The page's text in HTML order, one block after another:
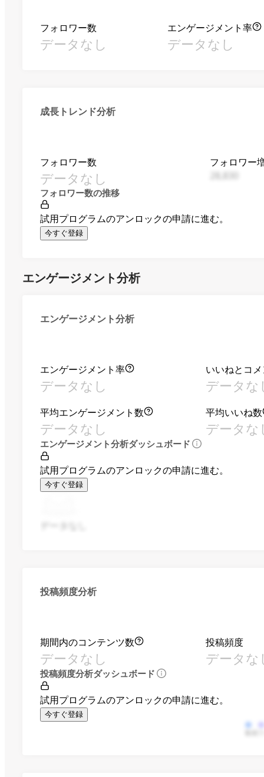
フォロワー数
データなし
エンゲージメント率
データなし
成長トレンド分析
フォロワー数
データなし
フォロワー
フォロワー数の推移
試用プログラムのアンロックの申請に進む。
今すぐ登録
エンゲージメント分析
エンゲージメント分析
エンゲージメント率
データなし
いいねとコ
データな
平均エンゲージメント数
データなし
平均いいね数
データな
エンゲージメント分析ダッシュボード
試用プログラムのアンロックの申請に進む。
今すぐ登録
投稿頻度分析
期間内のコンテンツ数
データなし
投稿頻度
データな
投稿頻度分析ダッシュボード
試用プログラムのアンロックの申請に進む。
今すぐ登録